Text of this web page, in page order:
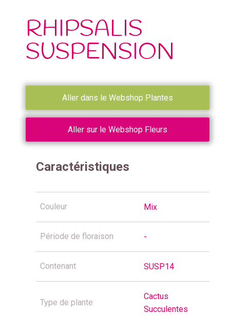
RHIPSALIS
SUSPENSION
Aller dans le Webshop Plantes
Aller sur le Webshop Fleurs
Caractéristiques
Couleur Mix
Période de floraison -
Contenant SUSP14
Type de plante
Cactus
Succulentes